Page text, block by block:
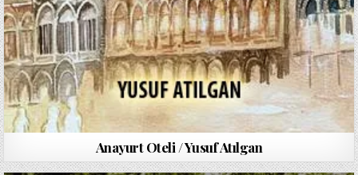
Anayurt Oteli / Yusuf Atılgan